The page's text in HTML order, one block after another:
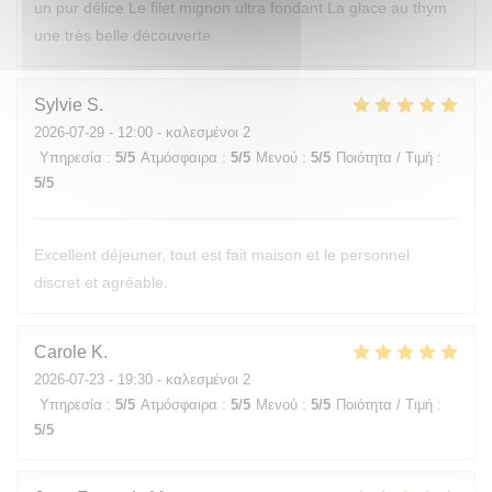
un pur délice Le filet mignon ultra fondant La glace au thym
une très belle découverte
Sylvie S
2026-07-29 - 12:00 - καλεσμένοι 2
Υπηρεσία : 5/5 Ατμόσφαιρα : 5/5 Μενού : 5/5 Ποιότητα / Τιμή :
5/5
Excellent déjeuner, tout est fait maison et le personnel
discret et agréable.
Carole K
2026-07-23 - 19:30 - καλεσμένοι 2
Υπηρεσία : 5/5 Ατμόσφαιρα : 5/5 Μενού : 5/5 Ποιότητα / Τιμή :
5/5